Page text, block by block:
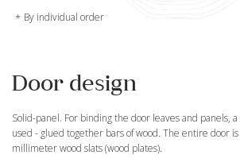
By individual order
Door design
Solid-panel. For binding the door leaves and panels,
used - glued together bars of wood. The entire door
millimeter wood slats (wood plates).